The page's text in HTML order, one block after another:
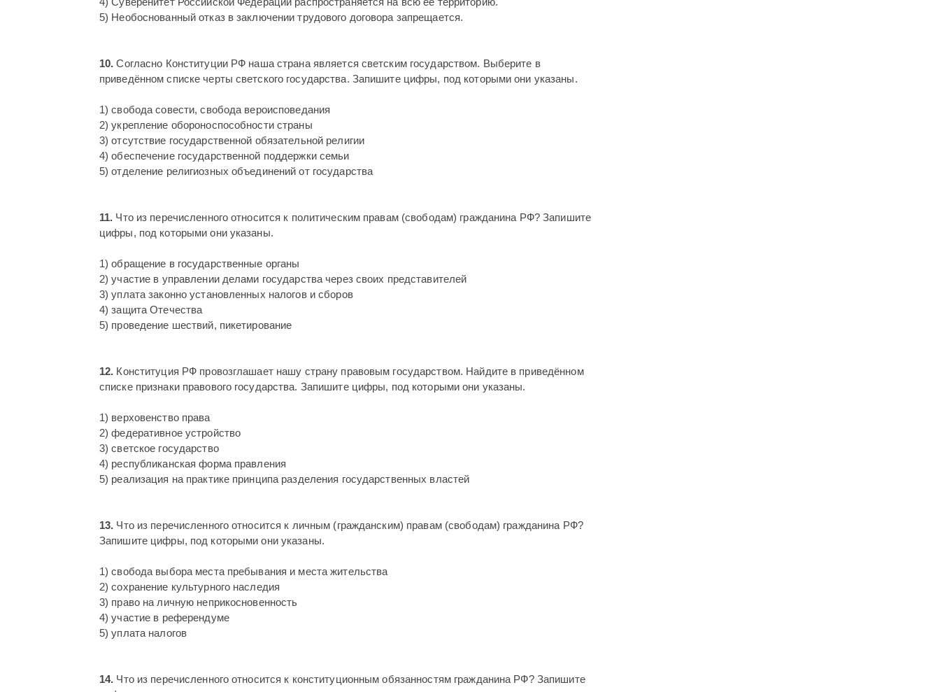
5) Необоснованный отказ в заключении трудового договора запрещается.
10. Согласно Конституции РФ наша страна является светским государством. Выберите в
приведённом списке черты светского государства. Запишите цифры, под которыми они указаны.
1) свобода совести, свобода вероисповедания
2) укрепление обороноспособности страны
3) отсутствие государственной обязательной религии
4) обеспечение государственной поддержки семьи
5) отделение религиозных объединений от государства
11. Что из перечисленного относится к политическим правам (свободам) гражданина РФ? Запишите
цифры, под которыми они указаны.
1) обращение в государственные органы
2) участие в управлении делами государства через своих представителей
3) уплата законно установленных налогов и сборов
4) защита Отечества
5) проведение шествий, пикетирование
12. Конституция РФ провозглашает нашу страну правовым государством. Найдите в приведённом
списке признаки правового государства. Запишите цифры, под которыми они указаны.
1) верховенство права
2) федеративное устройство
3) светское государство
4) республиканская форма правления
5) реализация на практике принципа разделения государственных властей
13. Что из перечисленного относится к личным (гражданским) правам (свободам) гражданина РФ?
Запишите цифры, под которыми они указаны.
1) свобода выбора места пребывания и места жительства
2) сохранение культурного наследия
3) право на личную неприкосновенность
4) участие в референдуме
5) уплата налогов
14. Что из перечисленного относится к конституционным обязанностям гражданина РФ? Запишите